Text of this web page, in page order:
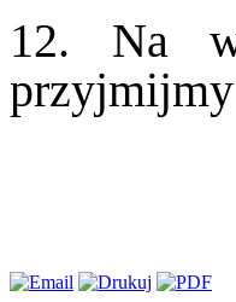
12. Na
przyjmijmy